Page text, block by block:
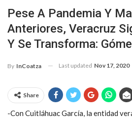
Pese A Pandemia Y
Anteriores, Veracruz
Y Se Transforma:
By InCoatza Last updated Nov 17, 2020
Share
-Con Cuitláhuac García, la entidad